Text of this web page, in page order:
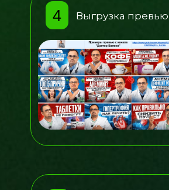
Выгрузка превью
4